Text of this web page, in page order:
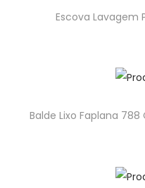
Escova Lavagem
Balde Lixo Faplana